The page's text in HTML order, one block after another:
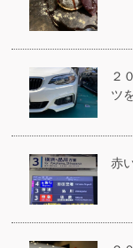
２
ツ
赤